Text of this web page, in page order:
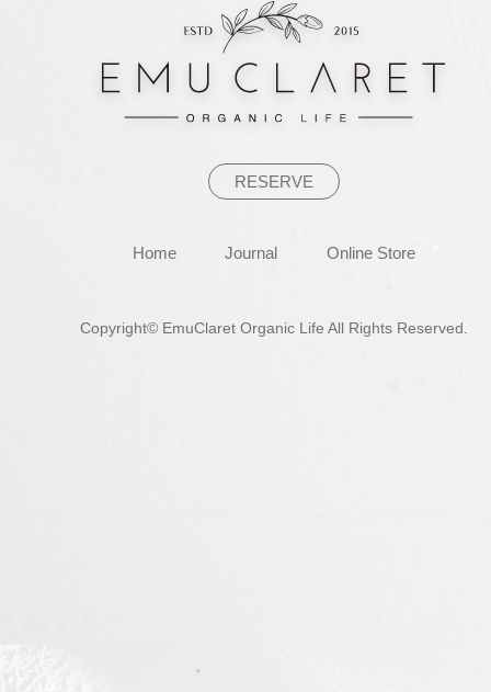
RESERVE
Home Journal Online Store
Copyright© EmuClaret Organic Life All Rights Reserved.